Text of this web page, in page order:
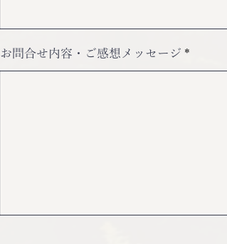
お問合せ内容・ご感想メッセージ